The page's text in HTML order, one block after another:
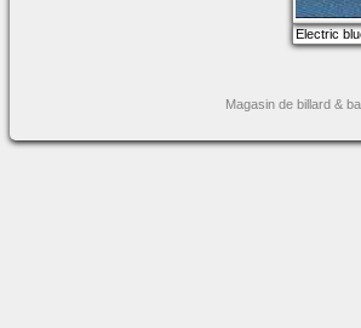
Electric
Magasin de billard &